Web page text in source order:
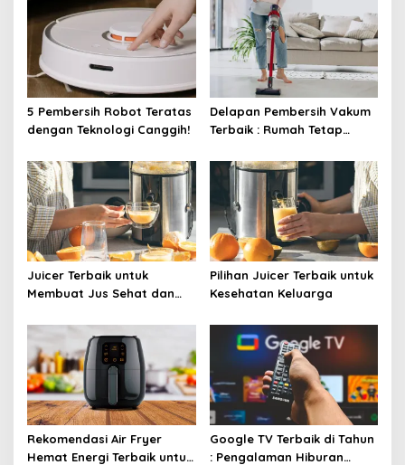
5 Pembersih Robot Teratas
dengan Teknologi Canggih!
Delapan Pembersih Vakum
Terbaik : Rumah Tetap
Juicer Terbaik untuk
Membuat Jus Sehat dan
Pilihan Juicer Terbaik untuk
Kesehatan Keluarga
Rekomendasi Air Fryer
Hemat Energi Terbaik untuk
Google TV Terbaik di Tahun
: Pengalaman Hiburan